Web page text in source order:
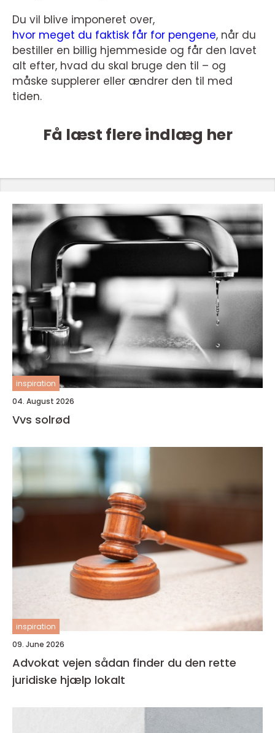
Du vil blive imponeret over,
hvor meget du faktisk får for pengene, når du
bestiller en billig hjemmeside og får den lavet
alt efter, hvad du skal bruge den til – og
måske supplerer eller ændrer den til med
tiden.
Få læst flere indlæg her
inspiration
04. August 2026
Vvs solrød
inspiration
09. June 2026
Advokat vejen sådan finder du den rette
juridiske hjælp lokalt